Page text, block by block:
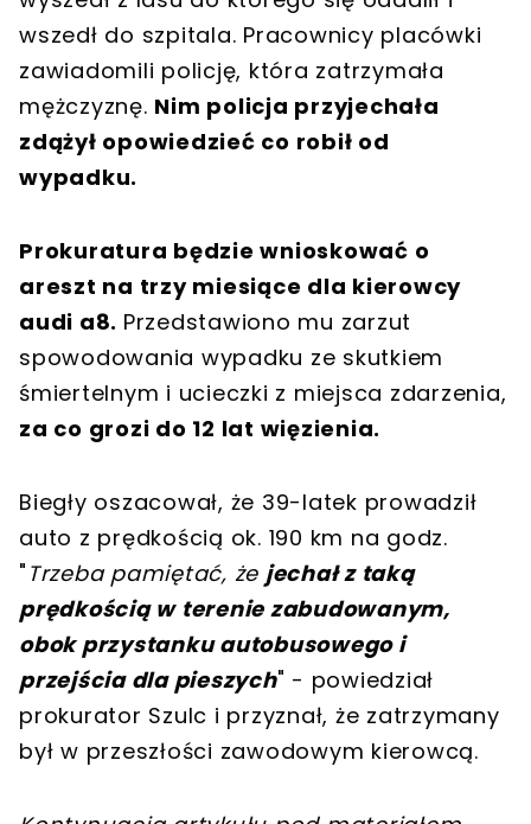
wszedł do szpitala. Pracownicy placówki
zawiadomili policję, która zatrzymała
mężczyznę. Nim policja przyjechała
zdążył opowiedzieć co robił od
wypadku.
Prokuratura będzie wnioskować o
areszt na trzy miesiące dla kierowcy
audi a8. Przedstawiono mu zarzut
spowodowania wypadku ze skutkiem
śmiertelnym i ucieczki z miejsca zdarzenia,
za co grozi do 12 lat więzienia.
Biegły oszacował, że 39-latek prowadził
auto z prędkością ok. 190 km na godz.
" Trzeba pamiętać, że jechał z taką
prędkością w terenie zabudowanym,
obok przystanku autobusowego i
przejścia dla pieszych" - powiedział
prokurator Szulc i przyznał, że zatrzymany
był w przeszłości zawodowym kierowcą.